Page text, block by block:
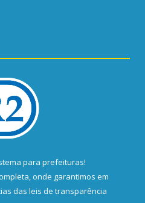
para prefeituras!
onde garantimos em
das leis de transparência